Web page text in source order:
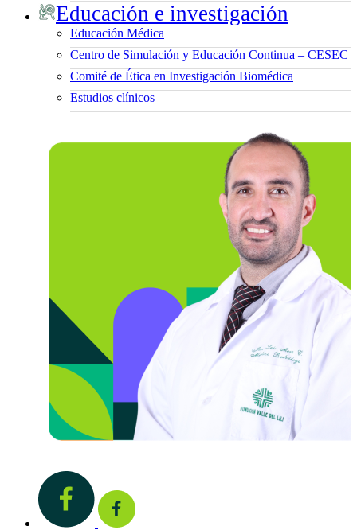
Educación e investigación
Educación Médica
Centro de Simulación y Educación Continua – CESEC
Comité de Ética en Investigación Biomédica
Estudios clínicos